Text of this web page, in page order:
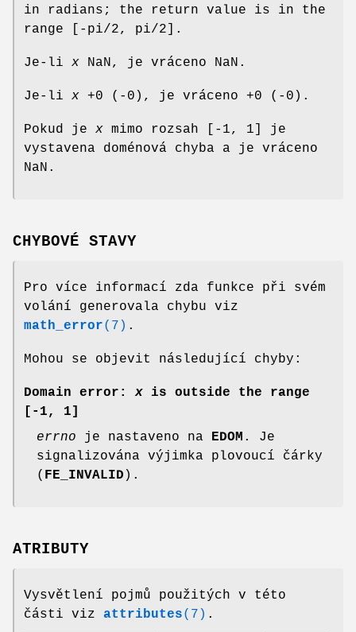
in radians; the return value is in the
range [-pi/2, pi/2].
Je-li x NaN, je vráceno NaN.
Je-li x +0 (-0), je vráceno +0 (-0).
Pokud je x mimo rozsah [-1, 1] je
vystavena doménová chyba a je vráceno
NaN.
CHYBOVÉ STAVY
Pro více informací zda funkce při svém
volání generovala chybu viz
math_error(7) .
Mohou se objevit následující chyby:
Domain error:x is outside the range
[-1, 1]
errno je nastaveno na EDOM . Je
signalizována výjimka plovoucí čárky
( FE_INVALID ).
ATRIBUTY
Vysvětlení pojmů použitých v této
části viz attributes(7) .